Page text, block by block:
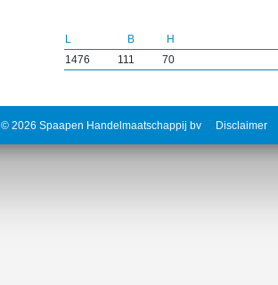
L B
H
1476
111 70
© 2026 Spaapen Handelmaatschappij bv Disclaimer